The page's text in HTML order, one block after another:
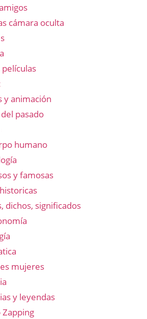
cámara oculta
películas
y animación
pasado
humano
y famosas
dichos, significados
mujeres
y leyendas